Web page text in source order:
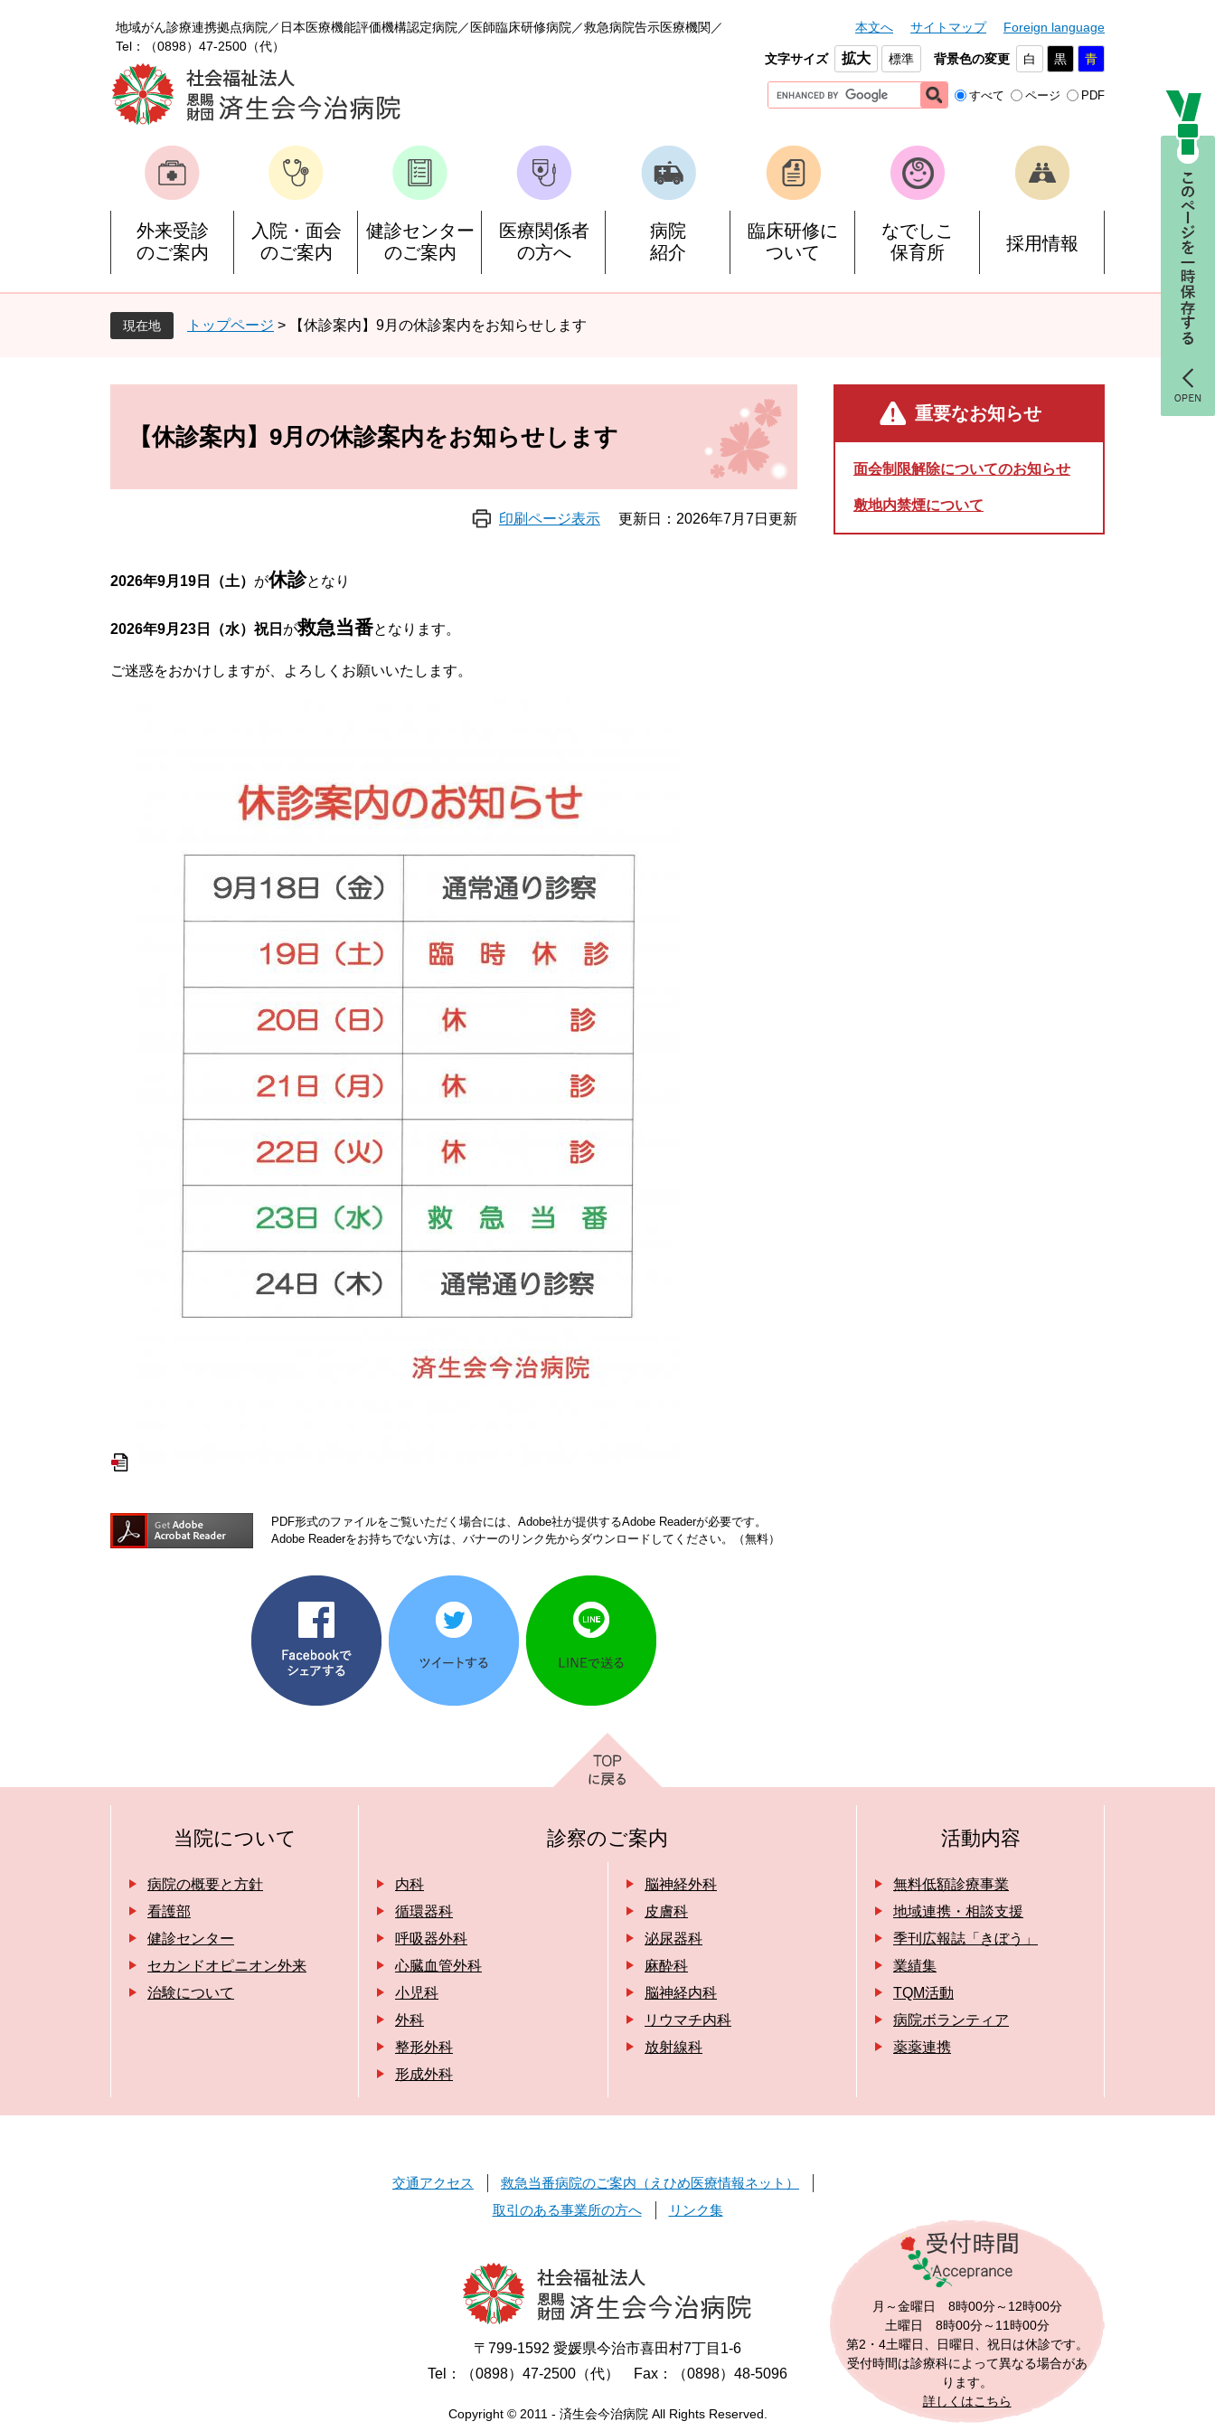
地域がん診療連携拠点病院 日本医療機能評価機構認定病院 医師臨床研修病院
救急病院告示医療機関
Tel：（0898）47-2500（代）
本文へ サイトマップ Foreign language
文字サイズ 拡大 標準 背景色の変更 白 黒 青
G
o
e
ス
タ
ム
すべて ページ PDF
外来受診
のご案内
入院・面会
のご案内
健診センター
のご案内
医療関係者
の方へ
病院
紹介
臨床研修に
ついて
なでしこ
保育所
採用情報
現在地 トップページ > 【休診案内】9月の休診案内をお知らせします
【休診案内】9月の休診案内をお知らせします
印刷ページ表示 更新日：2026年7月7日更新
2026年9月19日（土） が休診となり
2026年9月23日（水）祝日 が救急当番となります。
ご迷惑をおかけしますが、よろしくお願いいたします。
PDF形式のファイルをご覧いただく場合には、Adobe社が提供するAdobe Readerが必要です。
Adobe Readerをお持ちでない方は、バナーのリンク先からダウンロードしてください。（無料）
重要なお知らせ
面会制限解除についてのお知らせ
敷地内禁煙について
当院について
病院の概要と方針
看護部
健診センター
セカンドオピニオン外来
治験について
診察のご案内
内科
循環器科
呼吸器外科
心臓血管外科
小児科
外科
整形外科
形成外科
脳神経外科
皮膚科
泌尿器科
麻酔科
脳神経内科
リウマチ内科
放射線科
活動内容
無料低額診療事業
地域連携・相談支援
季刊広報誌「きぼう」
業績集
TQM活動
病院ボランティア
薬薬連携
交通アクセス
救急当番病院のご案内（えひめ医療情報ネット）
取引のある事業所の方へ
リンク集
〒799-1592 愛媛県今治市喜田村7丁目1-6
Tel：（0898）47-2500（代） Fax：（0898）48-5096
月～金曜日 8時00分～12時00分
土曜日 8時00分～11時00分
第2・4土曜日、日曜日、祝日は休診です。
受付時間は診療科によって異なる場合があ
ります。
詳しくはこちら
Copyright © 2011 - 済生会今治病院 All Rights Reserved.